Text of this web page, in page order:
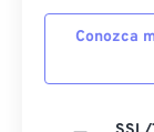
Conozca